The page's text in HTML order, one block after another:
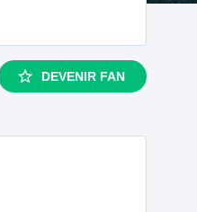
DEVENIR FAN